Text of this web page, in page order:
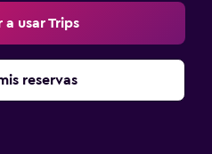
a usar Trips
reservas